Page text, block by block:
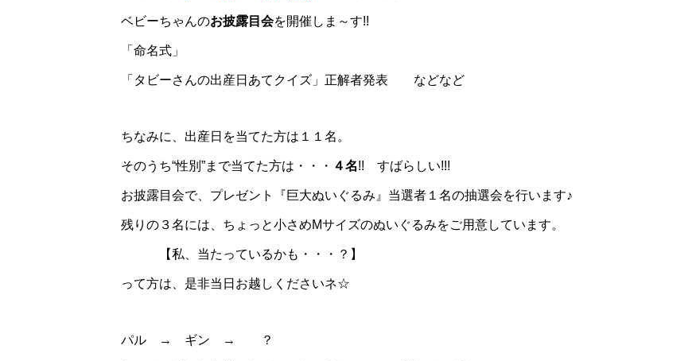
ベビーちゃんのお披露目会を開催しま～す!!
「命名式」
「タビーさんの出産日あてクイズ」正解者発表 などなど
ちなみに、出産日を当てた方は１１名。
そのうち“性別”まで当てた方は・・・ ４名!! すばらしい!!!
お披露目会で、プレゼント『巨大ぬいぐるみ』当選者１名の抽選会を行います♪
残りの３名には、ちょっと小さめMサイズのぬいぐるみをご用意しています。
【私、当たっているかも・・・？】
って方は、是非当日お越しくださいネ☆
パル → ギン → ？